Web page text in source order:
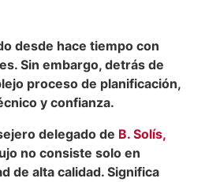
desde hace tiempo con
Sin embargo, detrás de
proceso de planificación,
y confianza.
delegado de B. Solís,
no consiste solo en
de alta calidad. Significa